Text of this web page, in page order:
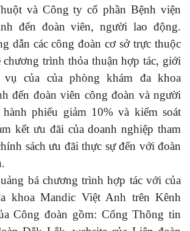
và Công ty cổ phần Bệnh viện
đến đoàn viên, người lao động.
dẫn các công đoàn cơ sở trực thuộc
chương trình thỏa thuận hợp tác, giới
vụ của của phòng khám đa khoa
đến đoàn viên công đoàn và người
phiếu giảm 10% và kiểm soát
kết ưu đãi của doanh nghiệp tham
sách ưu đãi thực sự đến với đoàn
bá chương trình hợp tác với của
khoa Mandic Việt Anh trên Kênh
Công đoàn gồm: Cổng Thông tin